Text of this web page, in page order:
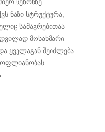
სეზონზე
ნაზი სტრუქტურა,
სამაგრებითაა
მოსახმარი
ყველაგან შეიძლება
ოფლიანობას.